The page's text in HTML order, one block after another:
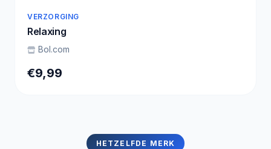
VERZORGING
Relaxing
Bol.com
€9,99
HETZELFDE MERK